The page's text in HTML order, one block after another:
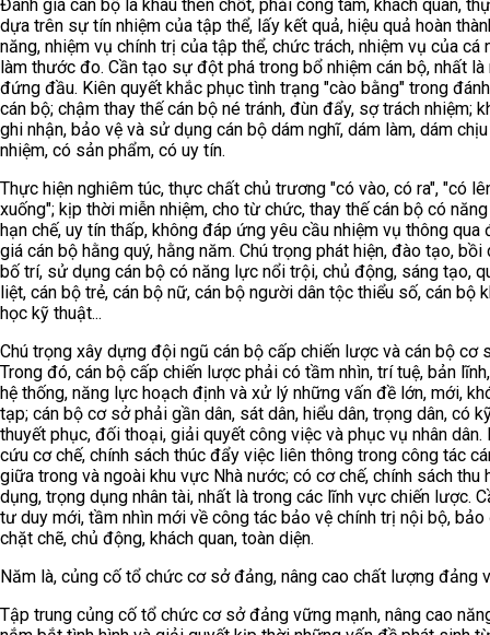
Đánh giá cán bộ là khâu then chốt, phải công tâm, khách quan,
dựa trên sự tín nhiệm của tập thể, lấy kết quả, hiệu quả hoàn
năng, nhiệm vụ chính trị của tập thể, chức trách, nhiệm vụ của cá
làm thước đo. Cần tạo sự đột phá trong bổ nhiệm cán bộ, nhất
đứng đầu. Kiên quyết khắc phục tình trạng "cào bằng" trong
cán bộ; chậm thay thế cán bộ né tránh, đùn đẩy, sợ trách nhiệm;
ghi nhận, bảo vệ và sử dụng cán bộ dám nghĩ, dám làm, dám
nhiệm, có sản phẩm, có uy tín.
Thực hiện nghiêm túc, thực chất chủ trương "có vào, có ra", "có
xuống"; kịp thời miễn nhiệm, cho từ chức, thay thế cán bộ có
hạn chế, uy tín thấp, không đáp ứng yêu cầu nhiệm vụ thông qua
giá cán bộ hằng quý, hằng năm. Chú trọng phát hiện, đào tạo, bồi
bố trí, sử dụng cán bộ có năng lực nổi trội, chủ động, sáng tạo,
liệt, cán bộ trẻ, cán bộ nữ, cán bộ người dân tộc thiểu số, cán bộ
học kỹ thuật...
Chú trọng xây dựng đội ngũ cán bộ cấp chiến lược và cán bộ cơ
Trong đó, cán bộ cấp chiến lược phải có tầm nhìn, trí tuệ, bản
hệ thống, năng lực hoạch định và xử lý những vấn đề lớn, mới,
tạp; cán bộ cơ sở phải gần dân, sát dân, hiểu dân, trọng dân, có
thuyết phục, đối thoại, giải quyết công việc và phục vụ nhân dân.
cứu cơ chế, chính sách thúc đẩy việc liên thông trong công tác
giữa trong và ngoài khu vực Nhà nước; có cơ chế, chính sách thu
dụng, trọng dụng nhân tài, nhất là trong các lĩnh vực chiến lược.
tư duy mới, tầm nhìn mới về công tác bảo vệ chính trị nội bộ,
chặt chẽ, chủ động, khách quan, toàn diện.
Năm là, củng cố tổ chức cơ sở đảng, nâng cao chất lượng đảng
Tập trung củng cố tổ chức cơ sở đảng vững mạnh, nâng cao